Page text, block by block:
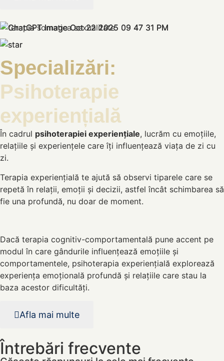
Specializări:
Psihoterapie
experiențială
În cadrul psihoterapiei experiențiale, lucrăm cu emoțiile,
relațiile și experiențele care îți influențează viața de zi cu
zi.
Terapia experiențială te ajută să observi tiparele care se
repetă în relații, emoții și decizii, astfel încât schimbarea să
fie una profundă, nu doar de moment.
Dacă terapia cognitiv-comportamentală pune accent pe
modul în care gândurile influențează emoțiile și
comportamentele, psihoterapia experiențială explorează
experiența emoțională profundă și relațiile care stau la
baza acestor dificultăți.
Afla mai multe
Întrebări frecvente